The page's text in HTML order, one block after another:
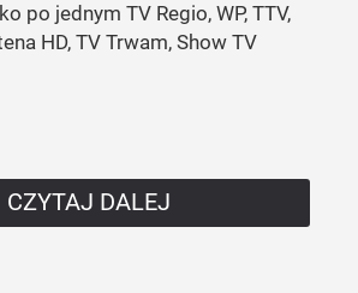
po jednym TV Regio, WP, TTV,
HD, TV Trwam, Show TV
CZYTAJ DALEJ